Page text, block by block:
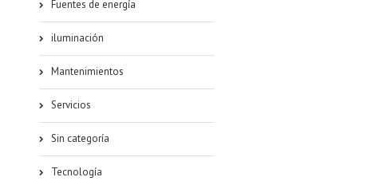
Fuentes de energía
iluminación
Mantenimientos
Servicios
Sin categoría
Tecnología